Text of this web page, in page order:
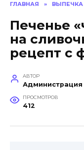
ГЛАВНАЯ » ВЫПЕЧКА
Печенье
на
рецепт с
АВТОР
Администрация
ПРОСМОТРОВ
412